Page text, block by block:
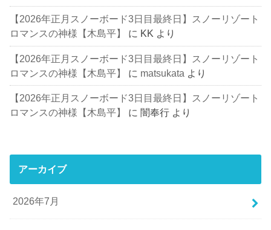
【2026年正月スノーボード3日目最終日】スノーリゾート
ロマンスの神様【木島平】
に KK より
【2026年正月スノーボード3日目最終日】スノーリゾート
ロマンスの神様【木島平】
に matsukata より
【2026年正月スノーボード3日目最終日】スノーリゾート
ロマンスの神様【木島平】
に闇奉行 より
アーカイブ
2026年7月